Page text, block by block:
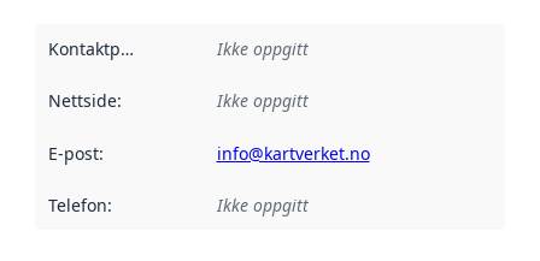
Kontaktpunkt Ikke oppgitt
Nettside: Ikke oppgitt
E-post: info@kartverket.no
Telefon: Ikke oppgitt